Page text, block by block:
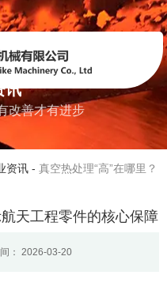
讯
改善才有进步
资讯 - 真空热处理“高”在哪里？
天工程零件的核心保障
： 2026-03-20